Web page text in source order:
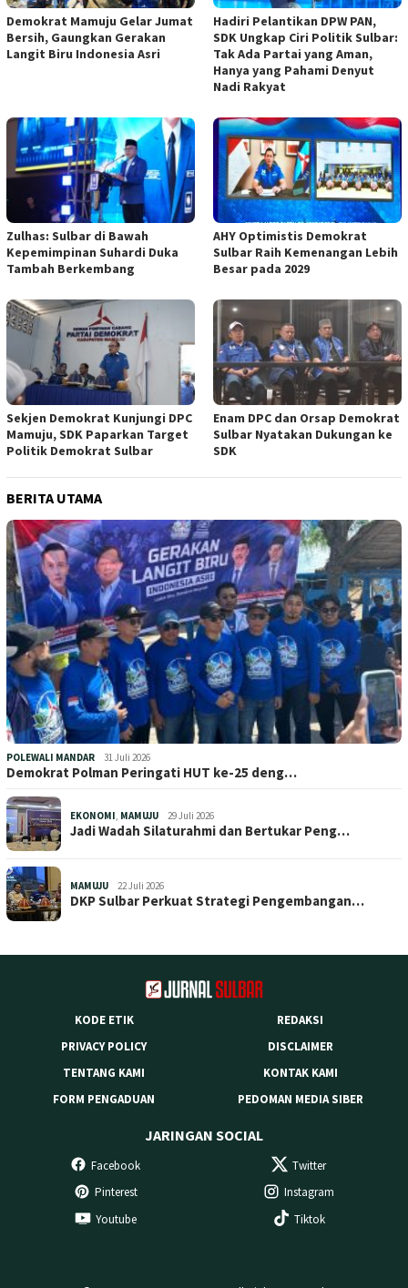
Demokrat Mamuju Gelar Jumat
Bersih, Gaungkan Gerakan
Langit Biru Indonesia Asri
Hadiri Pelantikan DPW PAN,
SDK Ungkap Ciri Politik Sulbar:
Tak Ada Partai yang Aman,
Hanya yang Pahami Denyut
Nadi Rakyat
Zulhas: Sulbar di Bawah
Kepemimpinan Suhardi Duka
Tambah Berkembang
AHY Optimistis Demokrat
Sulbar Raih Kemenangan Lebih
Besar pada 2029
Sekjen Demokrat Kunjungi DPC
Mamuju, SDK Paparkan Target
Politik Demokrat Sulbar
Enam DPC dan Orsap Demokrat
Sulbar Nyatakan Dukungan ke
SDK
BERITA UTAMA
POLEWALI MANDAR 31 Juli 2026
Demokrat Polman Peringati HUT ke-25 deng…
EKONOMI MAMUJU 29 Juli 2026
Jadi Wadah Silaturahmi dan Bertukar Peng…
MAMUJU 22 Juli 2026
DKP Sulbar Perkuat Strategi Pengembangan…
KODE ETIK
REDAKSI
PRIVACY POLICY
DISCLAIMER
TENTANG KAMI
KONTAK KAMI
FORM PENGADUAN
PEDOMAN MEDIA SIBER
JARINGAN SOCIAL
Facebook
Twitter
Pinterest
Instagram
Youtube
Tiktok